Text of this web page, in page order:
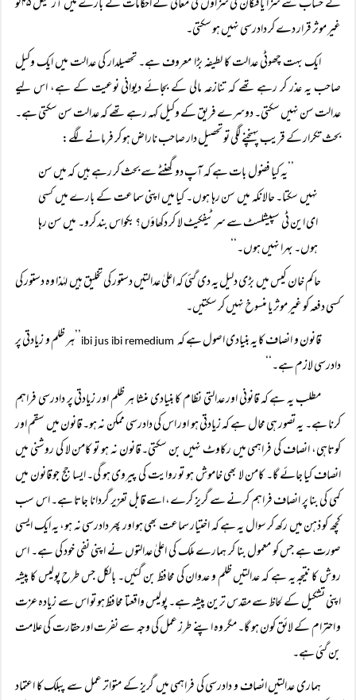
کے حساب سے سزا یافتگان کی سزاؤں کی معافی کے احکامات کے بارے میں آرٹیکل ۴۵کو
غیر موثر قرار دے کر دادرسی نہیں ہو سکتی۔
ایک بہت چھوٹی عدالت کا لطیفہ بڑا معروف ہے۔ تحصیلدار کی عدالت میں ایک وکیل
صاحب یہ عذر کر رہے تھے کہ تنازعہ مالی کے بجائے دیوانی نوعیت کے ہے، اس لیے
عدالت سن نہیں سکتی۔ دوسرے فریق کے وکیل کہہ رہے تھے کہ عدالت سن سکتی ہے۔
بحث تکرار کے قریب پہنچنے لگی تو تحصیل دار صاحب ناراض ہو کر فرمانے لگے:
’’یہ کیا فضول بات ہے کہ آپ دو گھنٹے سے بحث کر رہے ہیں کہ میں سن
نہیں سکتا۔ حالانکہ میں سن رہا ہوں۔ کیا میں اپنی سماعت کے بارے میں کسی
ای این ٹی سپیشلسٹ سے سرٹیفکیٹ لا کر دکھاؤں؟ بکواس بند کرو۔ میں سن رہا
ہوں۔ بہرا نہیں ہوں۔‘‘
حاکم خان کیس میں بڑی دلیل یہ دی گئی کہ اعلیٰ عدالتیں دستور کی تخلیق ہیں لہٰذا وہ دستور کی
کسی دفعہ کو غیر موثر یا منسوخ نہیں کر سکتیں۔
قانون و انصاف کا یہ بنیادی اصول ہے کہ
’’ہر ظلم و زیادتی پر
دادرسی لازم ہے۔‘‘
مطلب یہ ہے کہ قانونی اور عدالتی نظام کا بنیادی منشا ہر ظلم اور زیادتی پر دادرسی فراہم
کرنا ہے۔ یہ تصور ہی محال ہے کہ زیادتی ہو اور اس کی دادرسی ممکن نہ ہو۔ قانون میں سقم اور
کوتاہی، انصاف کی فراہمی میں رکاوٹ نہیں بن سکتی۔ قانون نہ ہو تو کامن لا کی روشنی میں
انصاف کیا جائے گا۔ کامن لا بھی خاموش ہو تو روایت کی پیروی ہو گی۔ ایسا جج جو قانون میں
کمی کی بنا پر انصاف فراہم کرنے سے گریز کرے، اسے قابل تعزیر گردانا جاتا ہے۔ اس سب
کچھ کو ذہن میں رکھ کر سوال یہ ہے کہ اختیار سماعت بھی ہو اور پھر دادرسی نہ ہو، یہ ایک ایسی
صورت ہے جس کو معمول بنا کر ہمارے ملک کی اعلیٰ عدالتوں نے اپنی نفی خود کی ہے۔ اس
روش کا نتیجہ یہ ہے کہ عدالتیں ظلم و عدوان کی محافظ بن گئیں۔ بالکل جس طرح پولیس کا پیشہ
اپنی تشکیل کے لحاظ سے مقدس ترین پیشہ ہے۔ پولیس واقعتا محافظ ہو تو اس سے زیادہ عزت
و احترام کے لائق کون ہو گا۔ مگر وہ اپنے طرز عمل کی وجہ سے نفرت اور حقارت کی علامت
بن گئی ہے۔
ہماری عدالتیں انصاف و دادرسی کی فراہمی میں گریز کے متواتر عمل سے پبلک کا اعتماد